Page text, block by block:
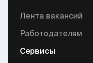
Лента вакансий
Работодателям
Сервисы